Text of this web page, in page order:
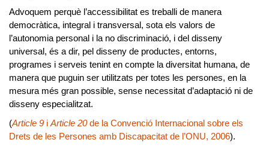
Advoquem perquè l’accessibilitat es treballi de manera
democràtica, integral i transversal, sota els valors de
l’autonomia personal i la no discriminació, i del disseny
universal, és a dir, pel disseny de productes, entorns,
programes i serveis tenint en compte la diversitat humana, de
manera que puguin ser utilitzats per totes les persones, en la
mesura més gran possible, sense necessitat d’adaptació ni de
disseny especialitzat.
(Article 9 i Article 20 de la Convenció Internacional sobre els
Drets de les Persones amb Discapacitat de l’ONU, 2006).